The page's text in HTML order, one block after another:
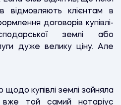
відмовляють клієнтам в
договорів купівлі-
землі або
дуже велику ціну. Але
купівлі землі зайняла
той самий нотаріус